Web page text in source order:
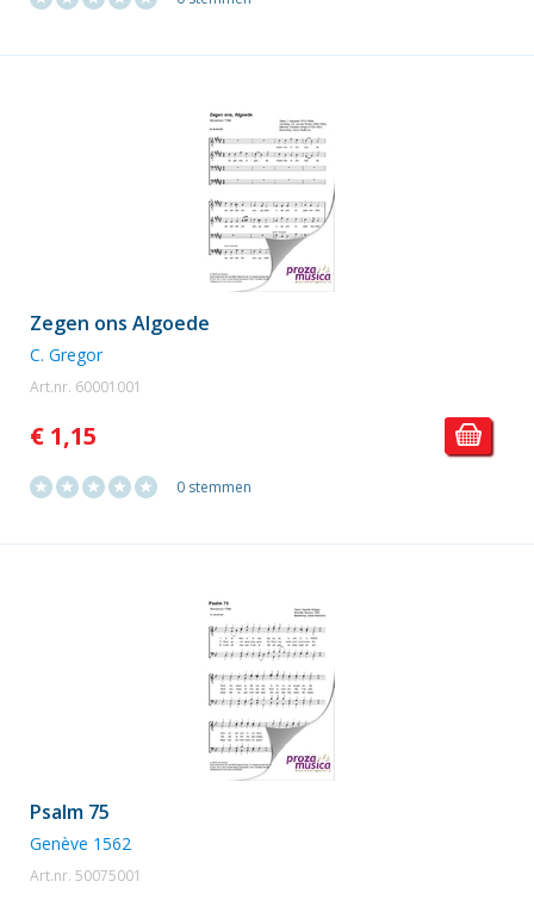
Zegen ons Algoede
C. Gregor
Art.nr. 60001001
€ 1,15
0 stemmen
Psalm 75
Genève 1562
Art.nr. 50075001